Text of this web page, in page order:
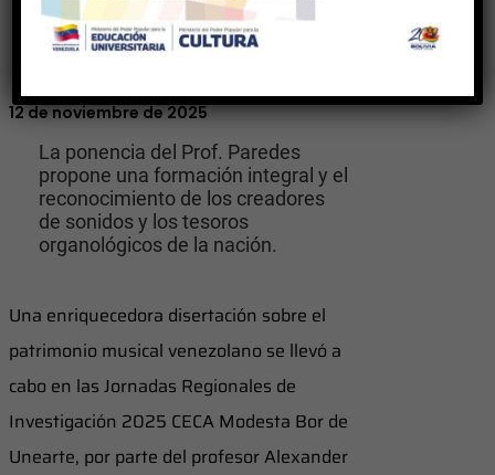
12 de noviembre de 2025
La ponencia del Prof. Paredes
propone una formación integral y el
reconocimiento de los creadores
de sonidos y los tesoros
organológicos de la nación.
Una enriquecedora disertación sobre el
patrimonio musical venezolano se llevó a
cabo en las Jornadas Regionales de
Investigación 2025 CECA Modesta Bor de
Unearte, por parte del profesor Alexander